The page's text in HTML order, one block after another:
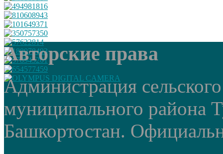
Авторские права
Администрация
муниципального района
Башкортостан.